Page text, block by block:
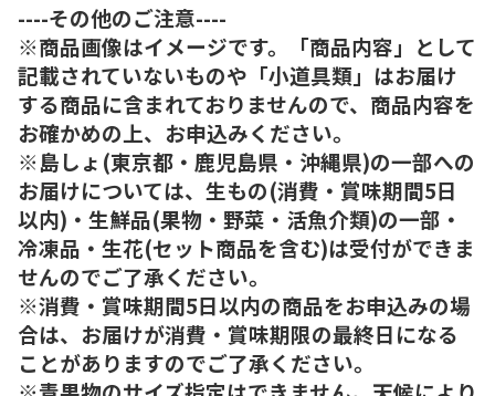
----その他のご注意----
※商品画像はイメージです。「商品内容」として
記載されていないものや「小道具類」はお届け
する商品に含まれておりませんので、商品内容を
お確かめの上、お申込みください。
※島しょ(東京都・鹿児島県・沖縄県)の一部への
お届けについては、生もの(消費・賞味期間5日
以内)・生鮮品(果物・野菜・活魚介類)の一部・
冷凍品・生花(セット商品を含む)は受付ができま
せんのでご了承ください。
※消費・賞味期間5日以内の商品をお申込みの場
合は、お届けが消費・賞味期限の最終日になる
ことがありますのでご了承ください。